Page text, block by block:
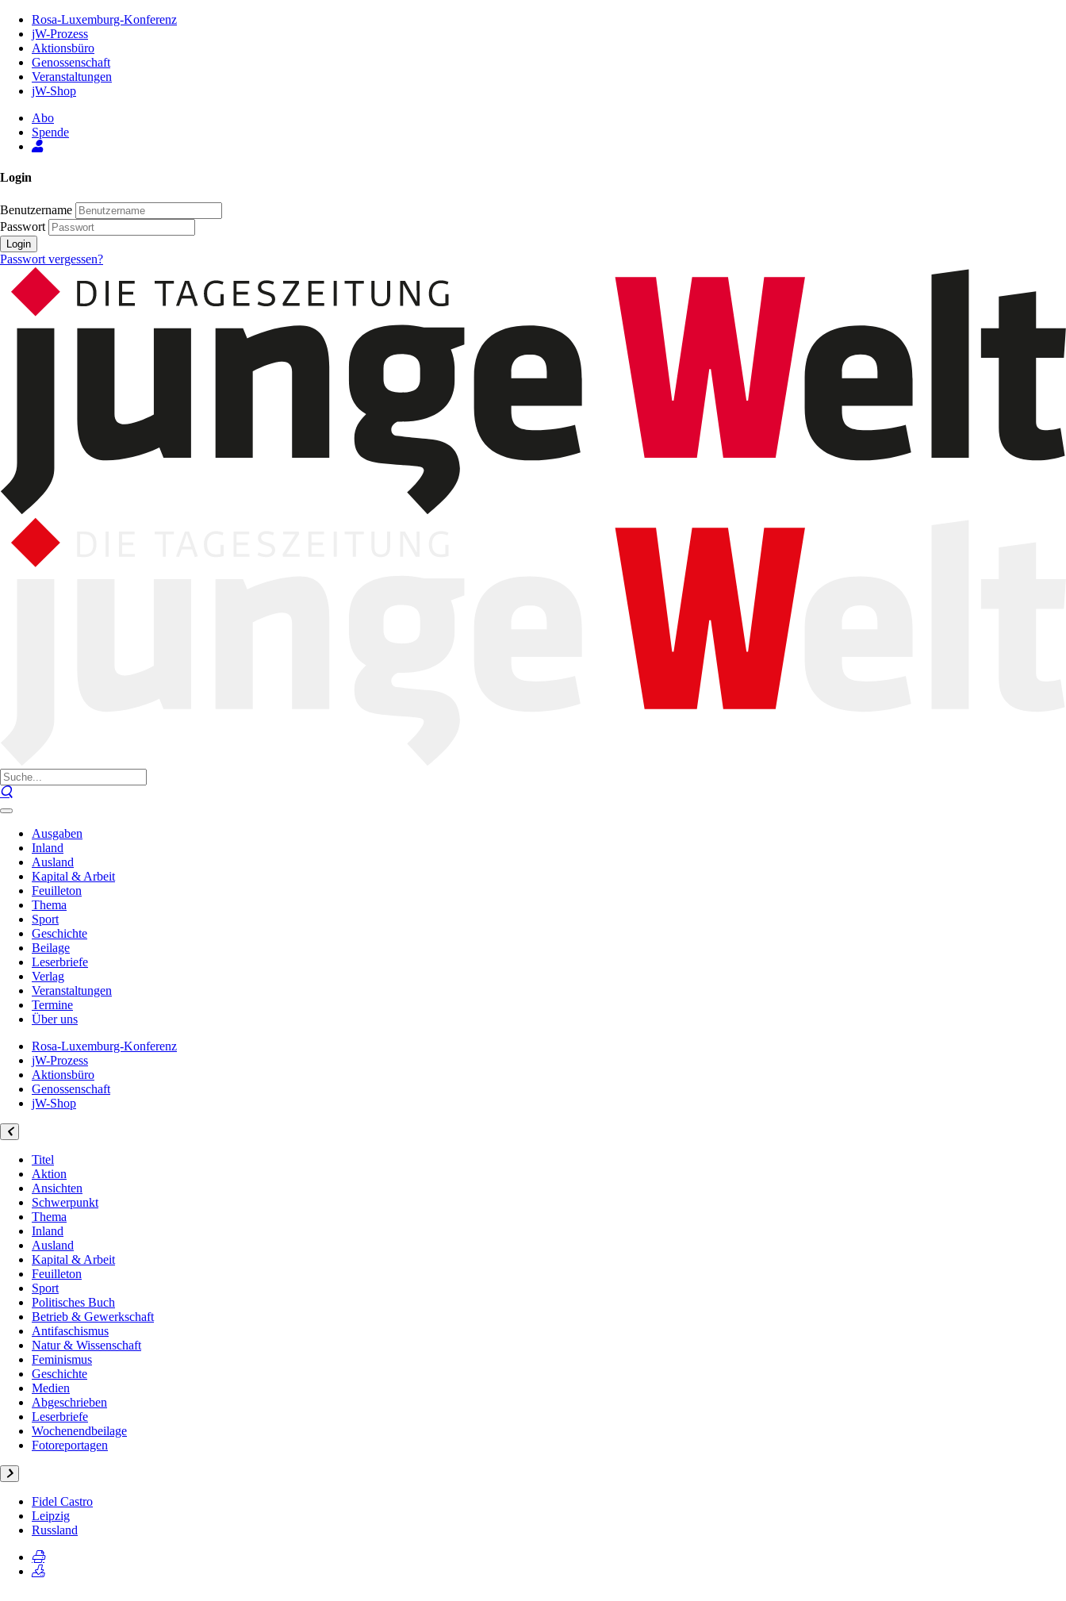
Inhalt
Seite
Rosa-Luxemburg-Konferenz
jW-Prozess
Aktionsbüro
Genossenschaft
Veranstaltungen
jW-Shop
Abo
Spende
Login
Benutzername
Passwort
Login
Passwort vergessen?
Ausgaben
Inland
Ausland
Kapital & Arbeit
Feuilleton
Thema
Sport
Geschichte
Beilage
Leserbriefe
Verlag
Veranstaltungen
Termine
Über uns
Rosa-Luxemburg-Konferenz
jW-Prozess
Aktionsbüro
Genossenschaft
jW-Shop
Titel
Aktion
Ansichten
Schwerpunkt
Thema
Inland
Ausland
Kapital & Arbeit
Feuilleton
Sport
Politisches Buch
Betrieb & Gewerkschaft
Antifaschismus
Natur & Wissenschaft
Feminismus
Geschichte
Medien
Abgeschrieben
Leserbriefe
Wochenendbeilage
Fotoreportagen
Fidel Castro
Leipzig
Russland